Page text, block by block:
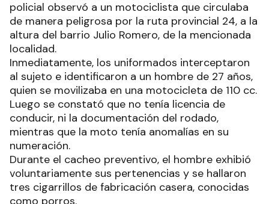
policial observó a un motociclista que circulaba
de manera peligrosa por la ruta provincial 24, a la
altura del barrio Julio Romero, de la mencionada
localidad.
Inmediatamente, los uniformados interceptaron
al sujeto e identificaron a un hombre de 27 años,
quien se movilizaba en una motocicleta de 110 cc.
Luego se constató que no tenía licencia de
conducir, ni la documentación del rodado,
mientras que la moto tenía anomalías en su
numeración.
Durante el cacheo preventivo, el hombre exhibió
voluntariamente sus pertenencias y se hallaron
tres cigarrillos de fabricación casera, conocidas